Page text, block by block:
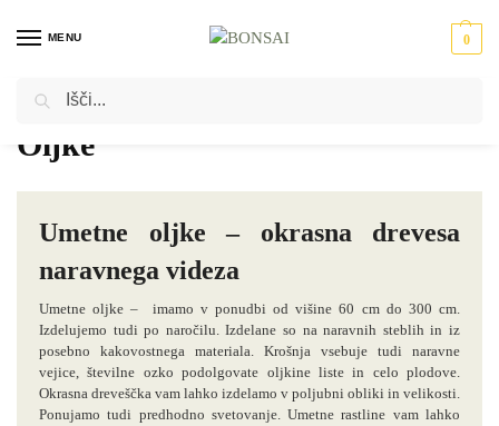
MENU 0
Domov Umetne rastline
Oljke
Umetne oljke – okrasna drevesa
naravnega videza
Umetne oljke – imamo v ponudbi od višine 60 cm do 300 cm.
Izdelujemo tudi po naročilu. Izdelane so na naravnih steblih in iz
posebno kakovostnega materiala. Krošnja vsebuje tudi naravne
vejice, številne ozko podolgovate oljkine liste in celo plodove.
Okrasna dreveščka vam lahko izdelamo v poljubni obliki in velikosti.
Ponujamo tudi predhodno svetovanje. Umetne rastline vam lahko